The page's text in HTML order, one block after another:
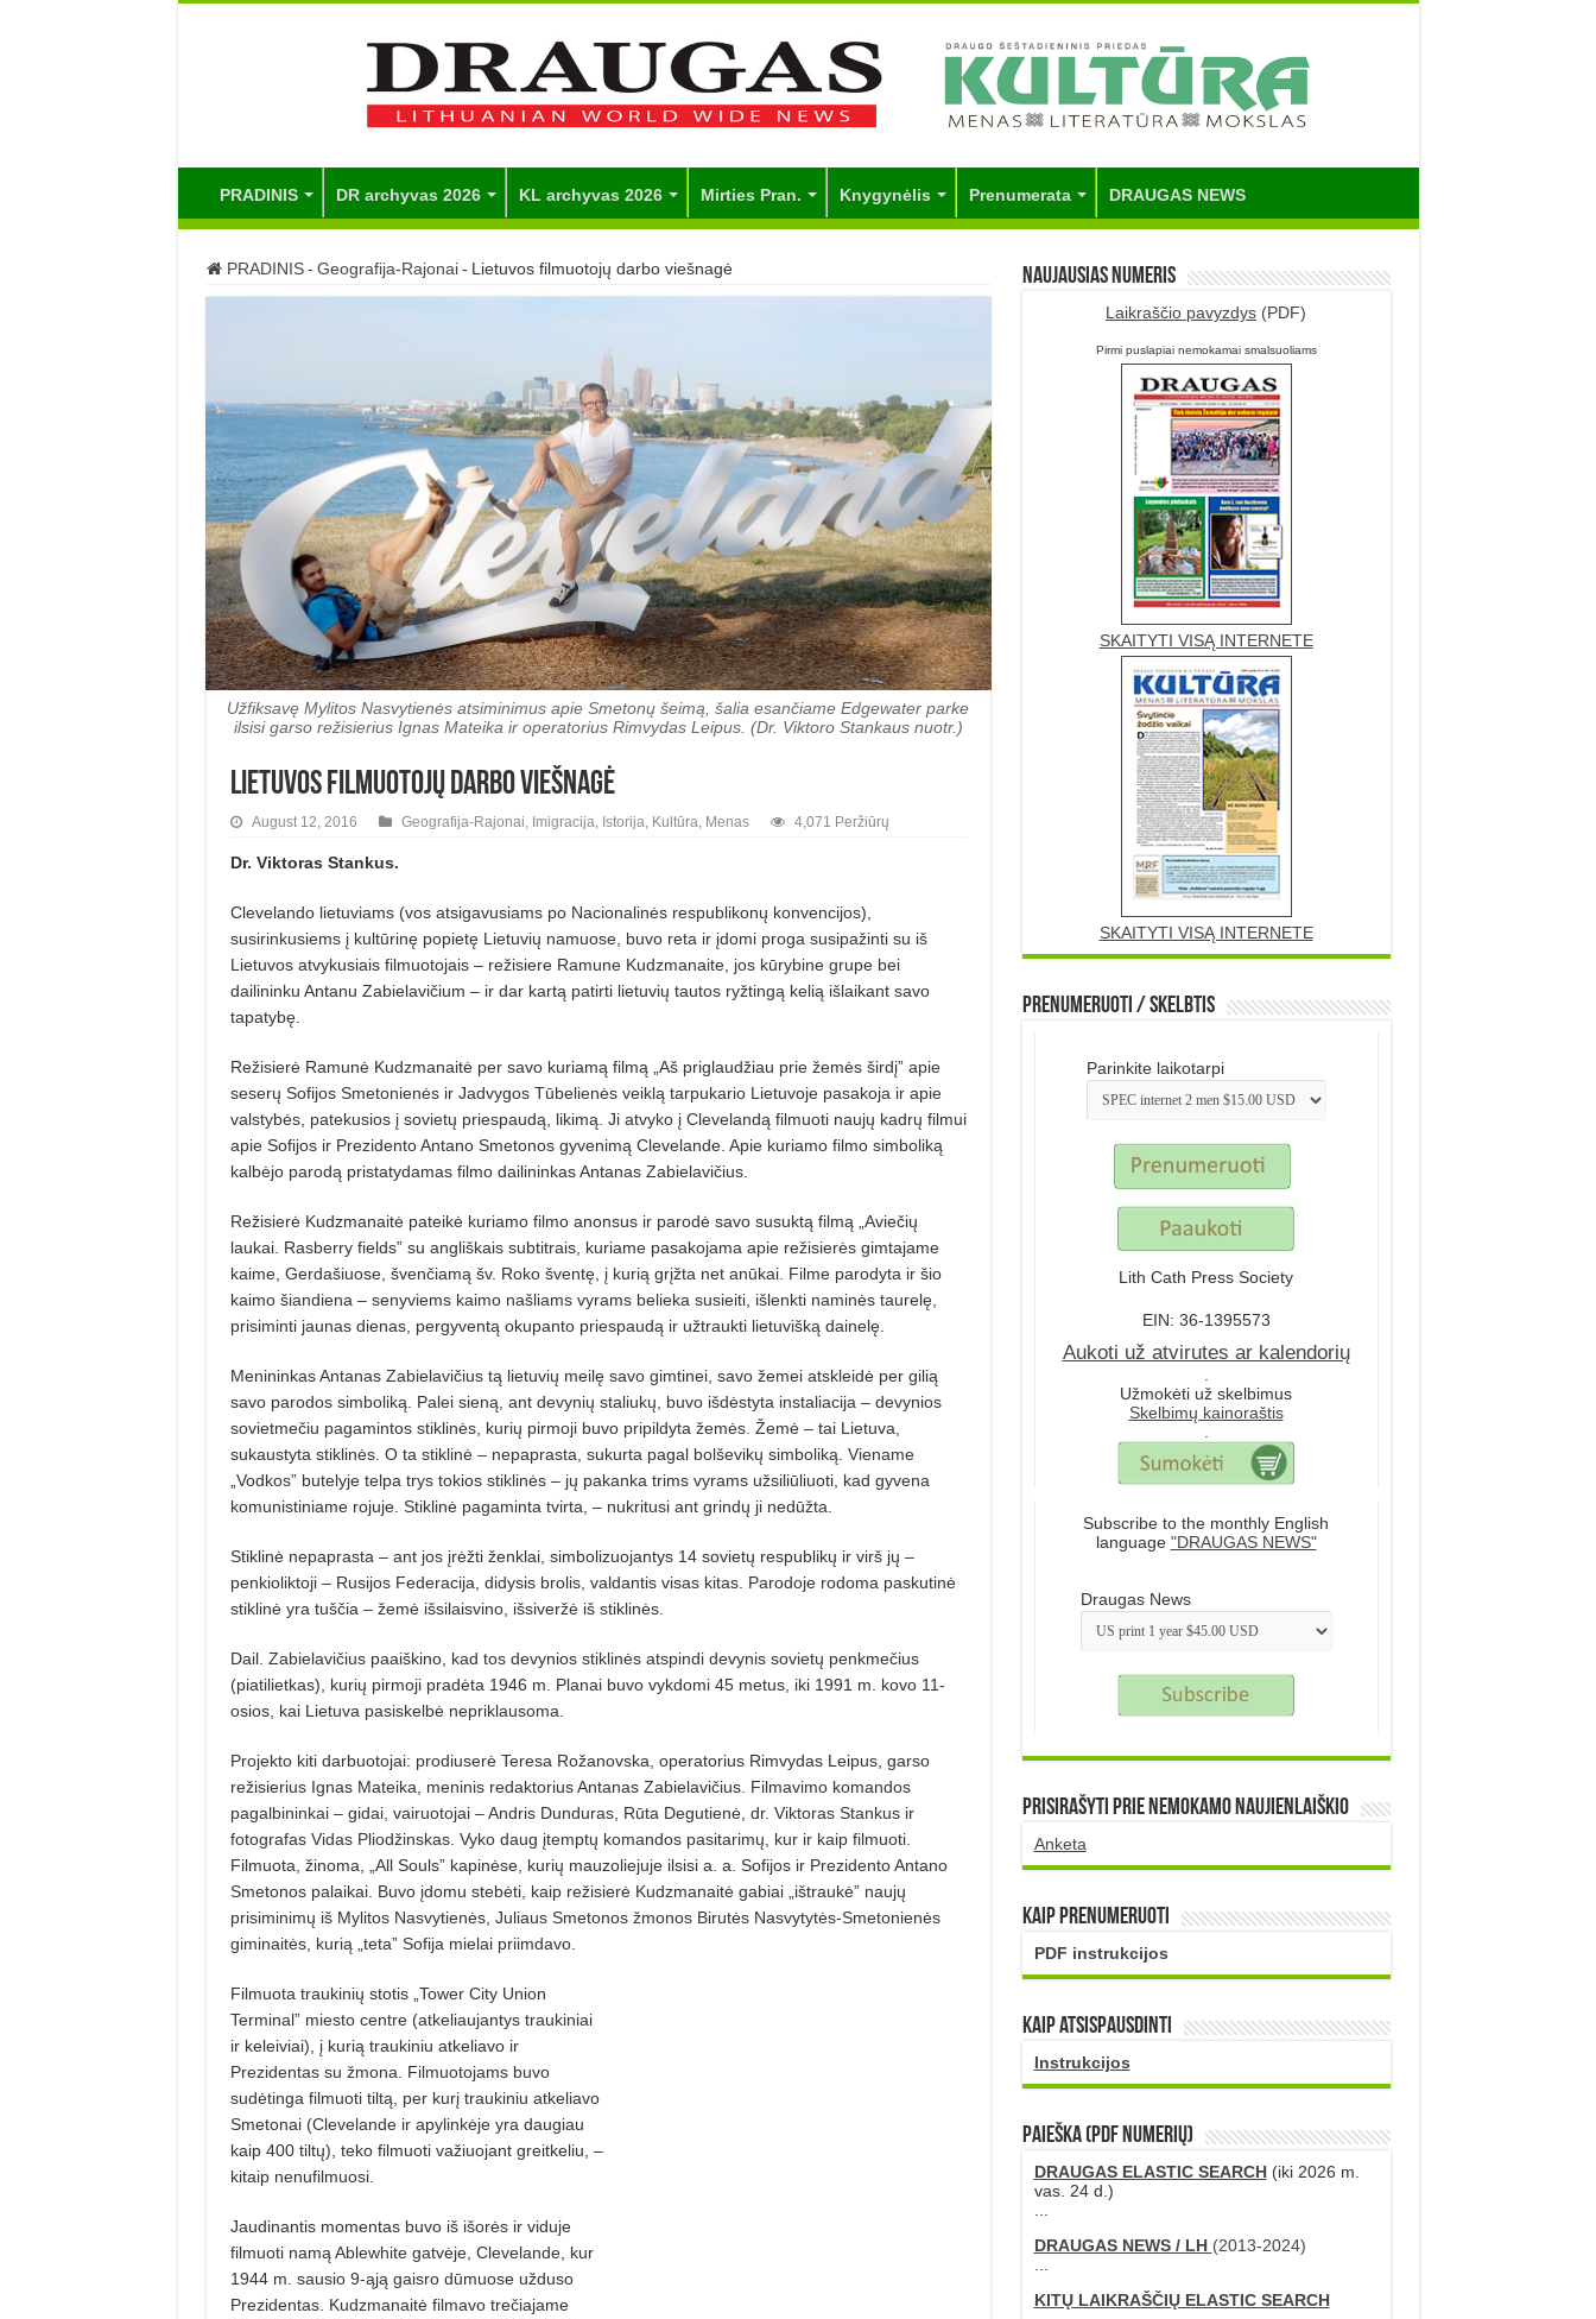
PRADINIS DR archyvas 2026 KL archyvas 2026 Mirties Pran. Knygynėlis Prenumerata DRAUGAS NEWS
PRADINIS - Geografija-Rajonai - Lietuvos filmuotojų darbo viešnagė
Užfiksavę Mylitos Nasvytienės atsiminimus apie Smetonų šeimą, šalia esančiame Edgewater parke
ilsisi garso režisierius Ignas Mateika ir operatorius Rimvydas Leipus. (Dr. Viktoro Stankaus nuotr.)
Lietuvos filmuotojų darbo viešnagė
August 12, 2016 Geografija-Rajonai Imigracija Istorija Kultūra Menas 4,071 Peržiūrų
Dr. Viktoras Stankus.
Clevelando lietuviams (vos atsigavusiams po Nacionalinės respublikonų konvencijos),
susirinkusiems į kultūrinę popietę Lietuvių namuose, buvo reta ir įdomi proga susipažinti su iš
Lietuvos atvykusiais filmuotojais – režisiere Ramune Kudzmanaite, jos kūrybine grupe bei
dailininku Antanu Zabielavičium – ir dar kartą patirti lietuvių tautos ryžtingą kelią išlaikant savo
tapatybę.
Režisierė Ramunė Kudzmanaitė per savo kuriamą filmą „Aš priglaudžiau prie žemės širdį” apie
seserų Sofijos Smetonienės ir Jadvygos Tūbelienės veiklą tarpukario Lietuvoje pasakoja ir apie
valstybės, patekusios į sovietų priespaudą, likimą. Ji atvyko į Clevelandą filmuoti naujų kadrų filmui
apie Sofijos ir Prezidento Antano Smetonos gyvenimą Clevelande. Apie kuriamo filmo simboliką
kalbėjo parodą pristatydamas filmo dailininkas Antanas Zabielavičius.
Režisierė Kudzmanaitė pateikė kuriamo filmo anonsus ir parodė savo susuktą filmą „Aviečių
laukai. Rasberry fields” su angliškais subtitrais, kuriame pasakojama apie režisierės gimtajame
kaime, Gerdašiuose, švenčiamą šv. Roko šventę, į kurią grįžta net anūkai. Filme parodyta ir šio
kaimo šiandiena – senyviems kaimo našliams vyrams belieka susieiti, išlenkti naminės taurelę,
prisiminti jaunas dienas, pergyventą okupanto priespaudą ir užtraukti lietuvišką dainelę.
Menininkas Antanas Zabielavičius tą lietuvių meilę savo gimtinei, savo žemei atskleidė per gilią
savo parodos simboliką. Palei sieną, ant devynių staliukų, buvo išdėstyta instaliacija – devynios
sovietmečiu pagamintos stiklinės, kurių pirmoji buvo pripildyta žemės. Žemė – tai Lietuva,
sukaustyta stiklinės. O ta stiklinė – nepaprasta, sukurta pagal bolševikų simboliką. Viename
„Vodkos” butelyje telpa trys tokios stiklinės – jų pakanka trims vyrams užsiliūliuoti, kad gyvena
komunistiniame rojuje. Stiklinė pagaminta tvirta, – nukritusi ant grindų ji nedūžta.
Stiklinė nepaprasta – ant jos įrėžti ženklai, simbolizuojantys 14 sovietų respublikų ir virš jų –
penkioliktoji – Rusijos Federacija, didysis brolis, valdantis visas kitas. Parodoje rodoma paskutinė
stiklinė yra tuščia – žemė išsilaisvino, išsiveržė iš stiklinės.
Dail. Zabielavičius paaiškino, kad tos devynios stiklinės atspindi devynis sovietų penkmečius
(piatilietkas), kurių pirmoji pradėta 1946 m. Planai buvo vykdomi 45 metus, iki 1991 m. kovo 11-
osios, kai Lietuva pasiskelbė nepriklausoma.
Projekto kiti darbuotojai: prodiuserė Teresa Rožanovska, operatorius Rimvydas Leipus, garso
režisierius Ignas Mateika, meninis redaktorius Antanas Zabielavičius. Filmavimo komandos
pagalbininkai – gidai, vairuotojai – Andris Dunduras, Rūta Degutienė, dr. Viktoras Stankus ir
fotografas Vidas Pliodžinskas. Vyko daug įtemptų komandos pasitarimų, kur ir kaip filmuoti.
Filmuota, žinoma, „All Souls” kapinėse, kurių mauzoliejuje ilsisi a. a. Sofijos ir Prezidento Antano
Smetonos palaikai. Buvo įdomu stebėti, kaip režisierė Kudzmanaitė gabiai „ištraukė” naujų
prisiminimų iš Mylitos Nasvytienės, Juliaus Smetonos žmonos Birutės Nasvytytės-Smetonienės
giminaitės, kurią „teta” Sofija mielai priimdavo.
Filmuota traukinių stotis „Tower City Union
Terminal” miesto centre (atkeliaujantys traukiniai
ir keleiviai), į kurią traukiniu atkeliavo ir
Prezidentas su žmona. Filmuotojams buvo
sudėtinga filmuoti tiltą, per kurį traukiniu atkeliavo
Smetonai (Clevelande ir apylinkėje yra daugiau
kaip 400 tiltų), teko filmuoti važiuojant greitkeliu, –
kitaip nenufilmuosi.
Jaudinantis momentas buvo iš išorės ir viduje
filmuoti namą Ablewhite gatvėje, Clevelande, kur
1944 m. sausio 9-ąją gaisro dūmuose užduso
Prezidentas. Kudzmanaitė filmavo trečiajame
Naujausias numeris
Laikraščio pavyzdys (PDF)
Pirmi puslapiai nemokamai smalsuoliams
SKAITYTI VISĄ INTERNETE
SKAITYTI VISĄ INTERNETE
Prenumeruoti / Skelbtis
Parinkite laikotarpi
Lith Cath Press Society
EIN: 36-1395573
Aukoti už atvirutes ar kalendorių
.
Užmokėti už skelbimus
Skelbimų kainoraštis
.
Subscribe to the monthly English
language "DRAUGAS NEWS"
Draugas News
Prisirašyti prie nemokamo naujienlaiškio
Anketa
Kaip prenumeruoti
PDF instrukcijos
Kaip atsispausdinti
Instrukcijos
PAIEŠKA (PDF numerių)
DRAUGAS ELASTIC SEARCH(iki 2026 m.
vas. 24 d.)
...
DRAUGAS NEWS / LH (2013-2024)
...
KITŲ LAIKRAŠČIŲ ELASTIC SEARCH